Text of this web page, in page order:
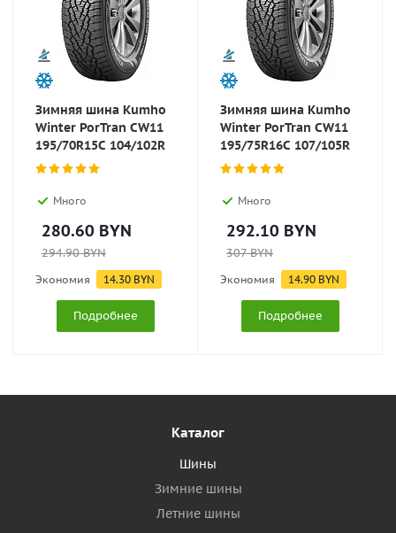
Зимняя шина Kumho
Winter PorTran CW11
195/70R15C 104/102R
Много
280.60 BYN
294.90BYN
Экономия 14.30 BYN
Подробнее
Зимняя шина Kumho
Winter PorTran CW11
195/75R16C 107/105R
Много
292.10 BYN
307BYN
Экономия 14.90 BYN
Подробнее
Каталог
Шины
Зимние шины
Летние шины